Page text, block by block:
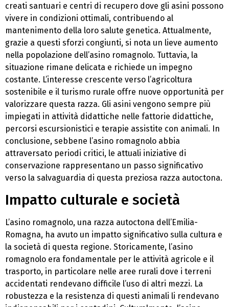
creati santuari e centri di recupero dove gli asini possono
vivere in condizioni ottimali, contribuendo al
mantenimento della loro salute genetica. Attualmente,
grazie a questi sforzi congiunti, si nota un lieve aumento
nella popolazione dell’asino romagnolo. Tuttavia, la
situazione rimane delicata e richiede un impegno
costante. L’interesse crescente verso l’agricoltura
sostenibile e il turismo rurale offre nuove opportunità per
valorizzare questa razza. Gli asini vengono sempre più
impiegati in attività didattiche nelle fattorie didattiche,
percorsi escursionistici e terapie assistite con animali. In
conclusione, sebbene l’asino romagnolo abbia
attraversato periodi critici, le attuali iniziative di
conservazione rappresentano un passo significativo
verso la salvaguardia di questa preziosa razza autoctona.
Impatto culturale e società
L’asino romagnolo, una razza autoctona dell’Emilia-
Romagna, ha avuto un impatto significativo sulla cultura e
la società di questa regione. Storicamente, l’asino
romagnolo era fondamentale per le attività agricole e il
trasporto, in particolare nelle aree rurali dove i terreni
accidentati rendevano difficile l’uso di altri mezzi. La
robustezza e la resistenza di questi animali li rendevano